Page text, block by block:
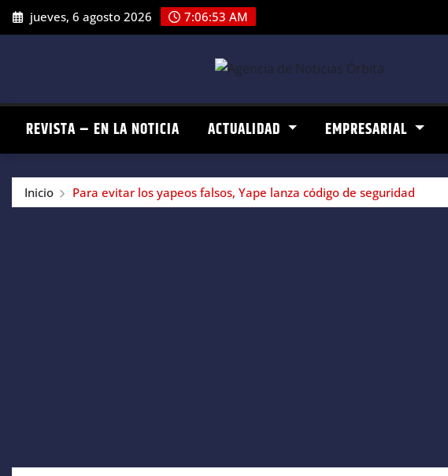
Saltar
al
jueves, 6 agosto 2026 7:06:54 AM
REVISTA – EN LA NOTICIA ACTUALIDAD EMPRESARIAL
Inicio Para evitar los yapeos falsos, Yape lanza código de seguridad